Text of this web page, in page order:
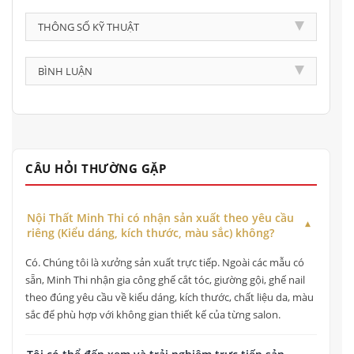
THÔNG SỐ KỸ THUẬT
BÌNH LUẬN
CÂU HỎI THƯỜNG GẶP
Nội Thất Minh Thi có nhận sản xuất theo yêu cầu
riêng (Kiểu dáng, kích thước, màu sắc) không?
Có. Chúng tôi là xưởng sản xuất trực tiếp. Ngoài các mẫu có
sẵn, Minh Thi nhận gia công ghế cắt tóc, giường gội, ghế nail
theo đúng yêu cầu về kiểu dáng, kích thước, chất liệu da, màu
sắc để phù hợp với không gian thiết kế của từng salon.